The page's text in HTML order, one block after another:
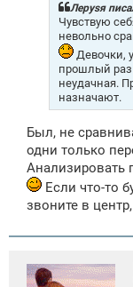
Лeрysя
Чувствую
невольно
Девочки,
прошлый раз
неудачная.
назначают.
Был, не
одни только
Анализировать
Если что-то
звоните в